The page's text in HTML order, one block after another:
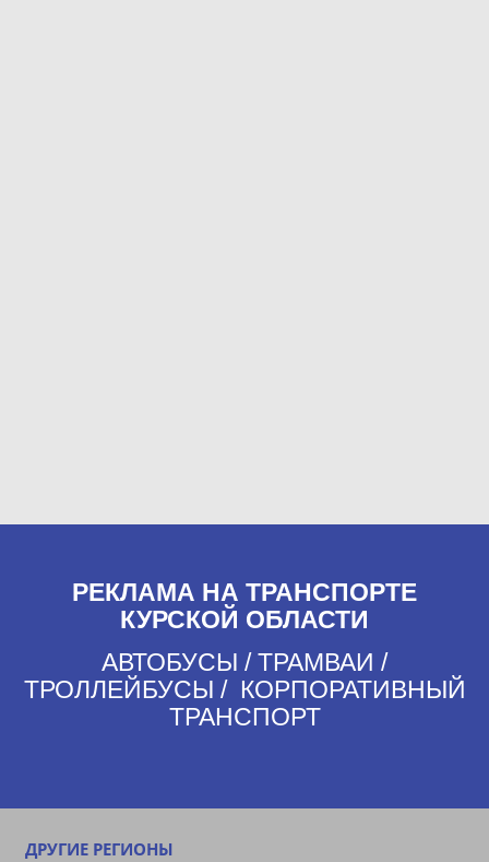
РЕКЛАМА НА ТРАНСПОРТЕ
КУРСКОЙ ОБЛАСТИ
АВТОБУСЫ / ТРАМВАИ /
ТРОЛЛЕЙБУСЫ / КОРПОРАТИВНЫЙ
ТРАНСПОРТ
ДРУГИЕ РЕГИОНЫ